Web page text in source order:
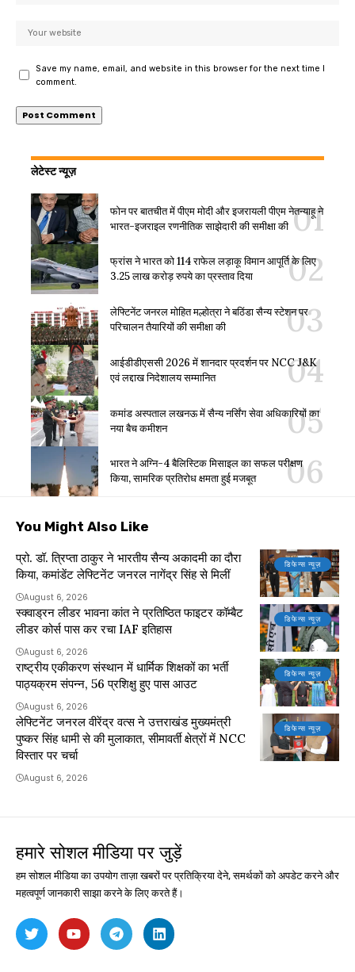
Save my name, email, and website in this browser for the next time I
comment.
लेटेस्ट न्यूज़
फोन पर बातचीत में पीएम मोदी और इजरायली पीएम नेतन्याहू ने
भारत-इजराइल रणनीतिक साझेदारी की समीक्षा की
फ्रांस ने भारत को 114 राफेल लड़ाकू विमान आपूर्ति के लिए
3.25 लाख करोड़ रुपये का प्रस्ताव दिया
लेफ्टिनेंट जनरल मोहित मल्होत्रा ने बठिंडा सैन्य स्टेशन पर
परिचालन तैयारियों की समीक्षा की
आईडीडीएससी 2026 में शानदार प्रदर्शन पर NCC J&K
एवं लद्दाख निदेशालय सम्मानित
कमांड अस्पताल लखनऊ में सैन्य नर्सिंग सेवा अधिकारियों का
नया बैच कमीशन
भारत ने अग्नि-4 बैलिस्टिक मिसाइल का सफल परीक्षण
किया, सामरिक प्रतिरोध क्षमता हुई मजबूत
You Might Also Like
डिफेन्स न्यूज़
प्रो. डॉ. त्रिप्ता ठाकुर ने भारतीय सैन्य अकादमी का दौरा
किया, कमांडेंट लेफ्टिनेंट जनरल नागेंद्र सिंह से मिलीं
August 6, 2026
डिफेन्स न्यूज़
स्क्वाड्रन लीडर भावना कांत ने प्रतिष्ठित फाइटर कॉम्बैट
लीडर कोर्स पास कर रचा IAF इतिहास
August 6, 2026
डिफेन्स न्यूज़
राष्ट्रीय एकीकरण संस्थान में धार्मिक शिक्षकों का भर्ती
पाठ्यक्रम संपन्न, 56 प्रशिक्षु हुए पास आउट
August 6, 2026
डिफेन्स न्यूज़
लेफ्टिनेंट जनरल वीरेंद्र वत्स ने उत्तराखंड मुख्यमंत्री
पुष्कर सिंह धामी से की मुलाकात, सीमावर्ती क्षेत्रों में NCC
विस्तार पर चर्चा
August 6, 2026
हमारे सोशल मीडिया पर जुड़ें
हम सोशल मीडिया का उपयोग ताज़ा खबरों पर प्रतिक्रिया देने, समर्थकों को अपडेट करने और
महत्वपूर्ण जानकारी साझा करने के लिए करते हैं।